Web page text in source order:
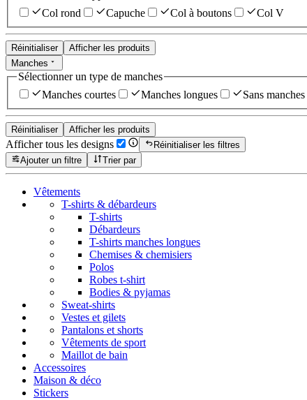
Col rond
Capuche Col à boutons Col V
Réinitialiser
Afficher les produits
Manches
Sélectionner un type de manches
Manches courtes
Manches longues Sans manches
Réinitialiser Afficher les produits
Afficher tous les designs
Réinitialiser les filtres
Ajouter un filtre
Trier par
Vêtements
T-shirts & débardeurs
T-shirts
Débardeurs
T-shirts manches longues
Chemises & chemisiers
Polos
Robes t-shirt
Bodies & pyjamas
Sweat-shirts
Vestes et gilets
Pantalons et shorts
Vêtements de sport
Maillot de bain
Accessoires
Maison & déco
Stickers